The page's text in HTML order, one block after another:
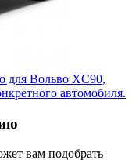
для Вольво XC90,
автомобиля.
вам подобрать